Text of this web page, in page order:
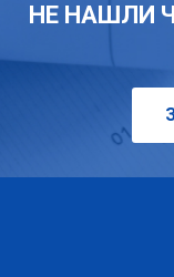
НЕ НАШЛИ